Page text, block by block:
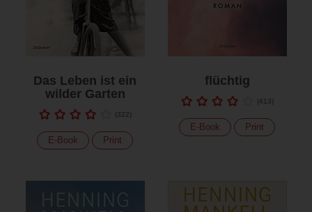
Das Leben ist ein
wilder Garten
(322)
E-Book Print
flüchtig
(413)
E-Book Print